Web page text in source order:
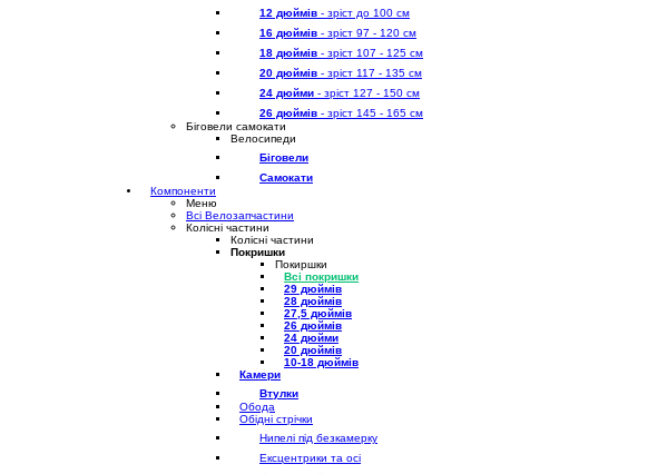
12 дюймів - зріст до 100 см
16 дюймів - зріст 97 - 120 см
18 дюймів - зріст 107 - 125 см
20 дюймів - зріст 117 - 135 см
24 дюйми - зріст 127 - 150 см
26 дюймів - зріст 145 - 165 см
Біговели самокати
Велосипеди
Біговели
Самокати
Компоненти
Меню
Всі Велозапчастини
Колісні частини
Колісні частини
Покришки
Покиршки
Всі покришки
29 дюймів
28 дюймів
27,5 дюймів
26 дюймів
24 дюйми
20 дюймів
10-18 дюймів
Камери
Втулки
Обода
Обідні стрічки
Нипелі під безкамерку
Ексцентрики та осі